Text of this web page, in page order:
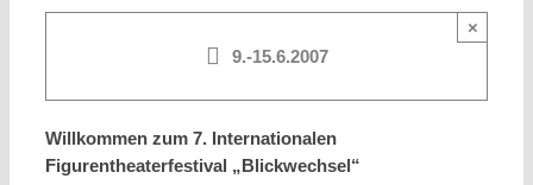
9.-15.6.2007
×
Willkommen zum 7. Internationalen
Figurentheaterfestival „Blickwechsel“